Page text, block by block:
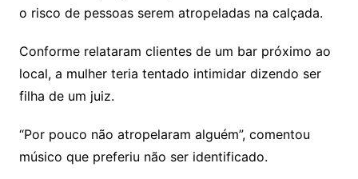
o risco de pessoas serem atropeladas na calçada.
Conforme relataram clientes de um bar próximo ao
local, a mulher teria tentado intimidar dizendo ser
filha de um juiz.
“Por pouco não atropelaram alguém”, comentou
músico que preferiu não ser identificado.